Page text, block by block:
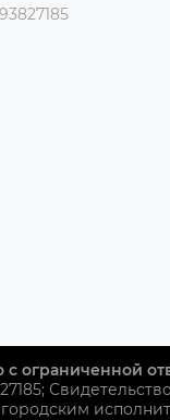
ограниченной